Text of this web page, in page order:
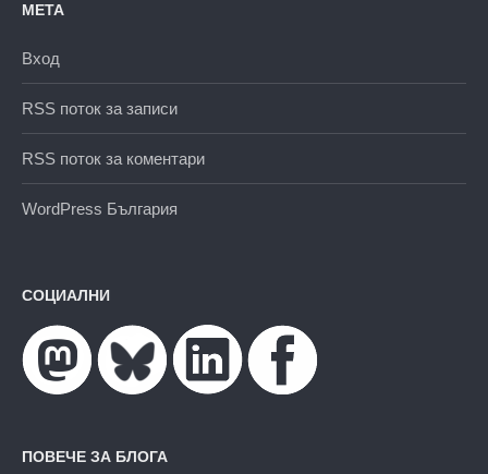
МЕТА
Вход
RSS поток за записи
RSS поток за коментари
WordPress България
СОЦИАЛНИ
ПОВЕЧЕ ЗА БЛОГА